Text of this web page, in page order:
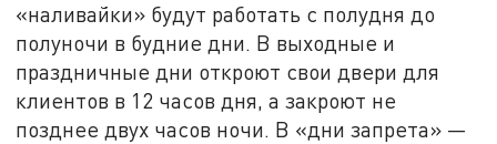
«наливайки» будут работать с полудня до
полуночи в будние дни. В выходные и
праздничные дни откроют свои двери для
клиентов в 12 часов дня, а закроют не
позднее двух часов ночи. В «дни запрета» —